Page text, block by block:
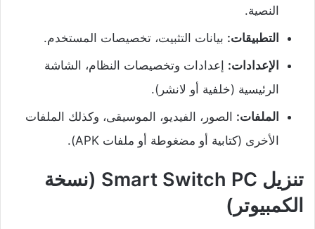
النصية.
التطبيقات: بيانات التثبيت، تخصيصات المستخدم.
الإعدادات: إعدادات وتخصيصات النظام، الشاشة
الرئيسية (خلفية أو لانشر).
الملفات: الصور، الفيديو، الموسيقى، وكذلك الملفات
الأخرى (كتابية أو مضغوطة أو ملفات APK).
تنزيل Smart Switch PC (نسخة
الكمبيوتر)